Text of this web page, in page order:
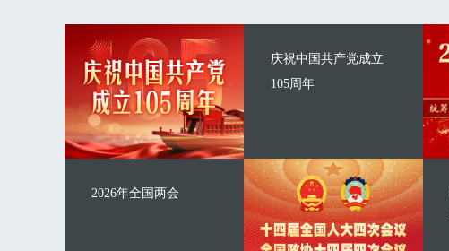
庆祝中国共产党成立
105周年
2026年全国两会